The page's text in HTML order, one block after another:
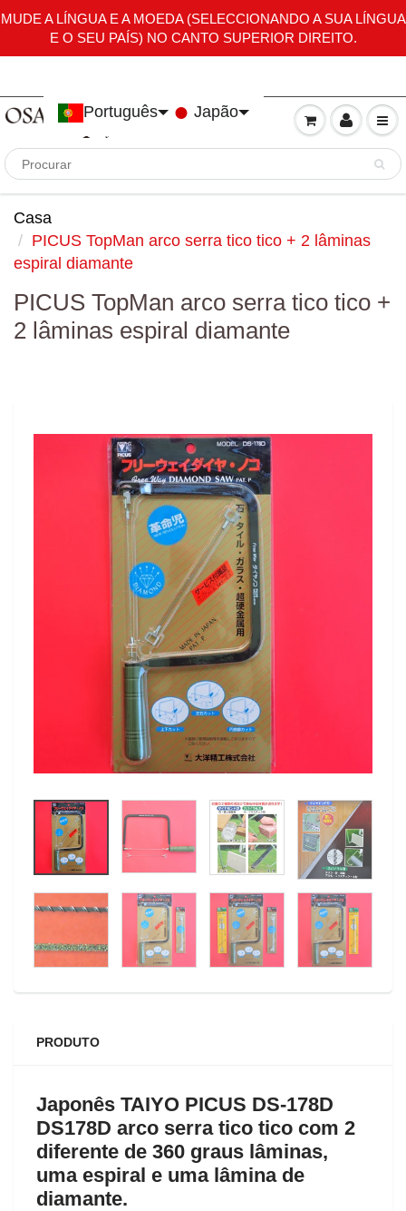
MUDE A LÍNGUA E A MOEDA (SELECCIONANDO A SUA LÍNGUA
E O SEU PAÍS) NO CANTO SUPERIOR DIREITO.
Casa
PICUS TopMan arco serra tico tico + 2 lâminas
espiral diamante
PICUS TopMan arco serra tico tico +
2 lâminas espiral diamante
PRODUTO
Japonês TAIYO PICUS DS-178D
DS178D arco serra tico tico com 2
diferente de 360 graus lâminas,
uma espiral e uma lâmina de
diamante.
Português Japão